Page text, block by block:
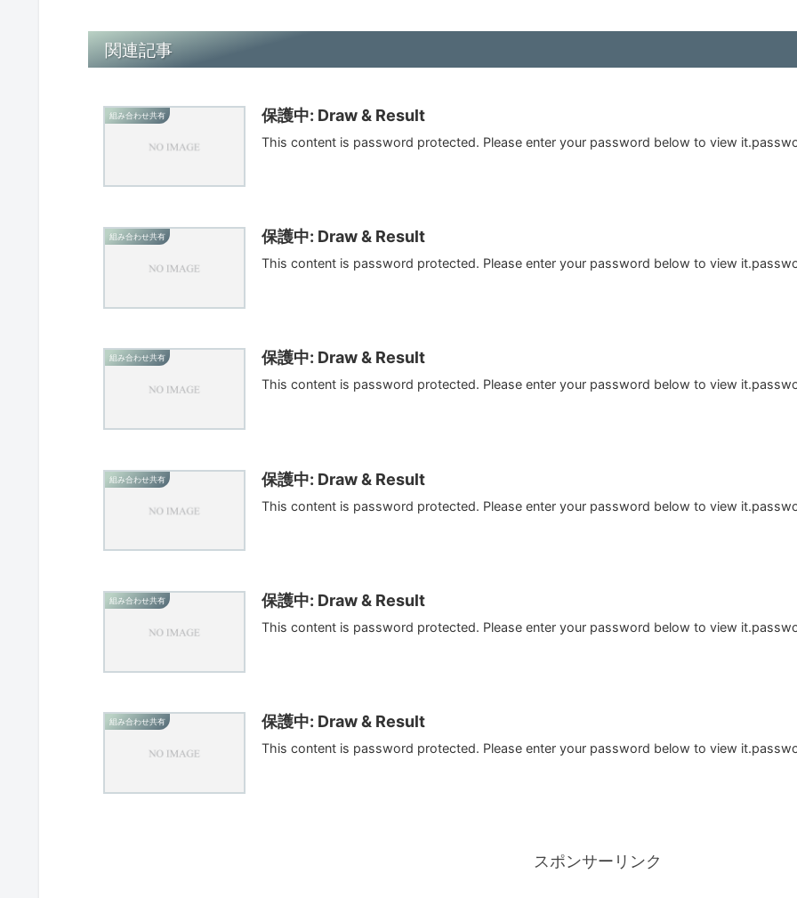
関連記事
組み合わせ共有 保護中: Draw & Result
This content is password protected. Please enter your password below to view
組み合わせ共有 保護中: Draw & Result
This content is password protected. Please enter your password below to view
組み合わせ共有 保護中: Draw & Result
This content is password protected. Please enter your password below to view
組み合わせ共有 保護中: Draw & Result
This content is password protected. Please enter your password below to view
組み合わせ共有 保護中: Draw & Result
This content is password protected. Please enter your password below to view
組み合わせ共有 保護中: Draw & Result
This content is password protected. Please enter your password below to view
スポンサーリンク